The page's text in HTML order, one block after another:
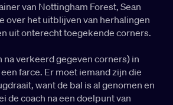
van Nottingham Forest, Sean
over het uitblijven van herhalingen
uit onterecht toegekende corners.
na verkeerd gegeven corners) in
farce. Er moet iemand zijn die
want de bal is al genomen en
de coach na een doelpunt van